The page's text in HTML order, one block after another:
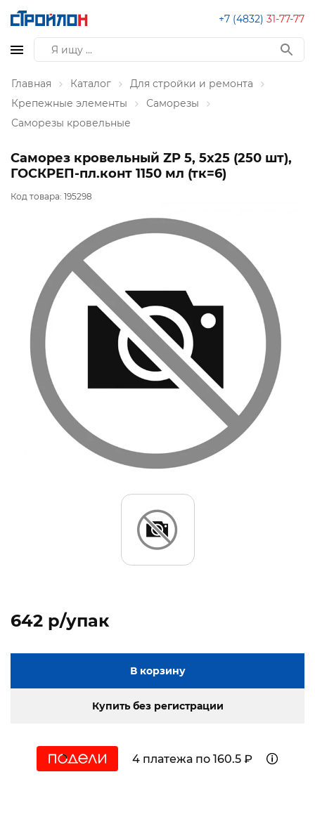
+7 (4832) 31-77-77
Главная Каталог
Для стройки и ремонта
Крепежные элементы
Саморезы
Саморезы кровельные
Саморез кровельный ZP 5, 5х25 (250 шт),
ГОСКРЕП-пл.конт 1150 мл (тк=6)
Код товара: 195298
642 p/упак
В корзину
Купить без регистрации
4 платежа по 160.5 ₽